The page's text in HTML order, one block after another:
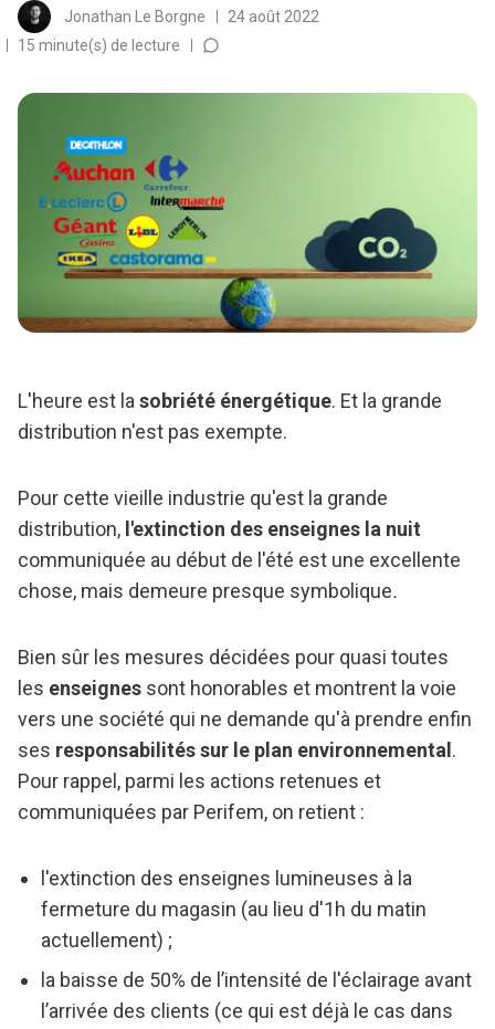
Jonathan Le Borgne
24 août 2022
15 minute(s) de lecture
L'heure est lasobriété énergétique. Et la grande
distribution n'est pas exempte.
Pour cette vieille industrie qu'est la grande
distribution, l'extinction des enseignes la nuit
communiquée au début de l'été est une excellente
chose, mais demeure presque symbolique.
Bien sûr les mesures décidées pour quasi toutes
les enseignes sont honorables et montrent la voie
vers une société qui ne demande qu'à prendre enfin
ses responsabilités sur le plan environnemental .
Pour rappel, parmi les actions retenues et
communiquées par Perifem, on retient :
l'extinction des enseignes lumineuses à la
fermeture du magasin (au lieu d'1h du matin
actuellement) ;
la baisse de 50% de l’intensité de l'éclairage avant
l’arrivée des clients (ce qui est déjà le cas dans